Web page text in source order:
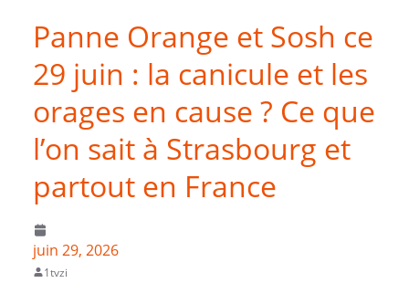
Panne Orange et Sosh ce
29 juin : la canicule et les
orages en cause ? Ce que
l’on sait à Strasbourg et
partout en France
juin 29, 2026
1tvzi